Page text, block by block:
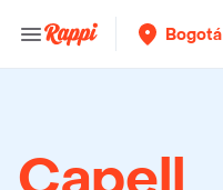
Bogotá